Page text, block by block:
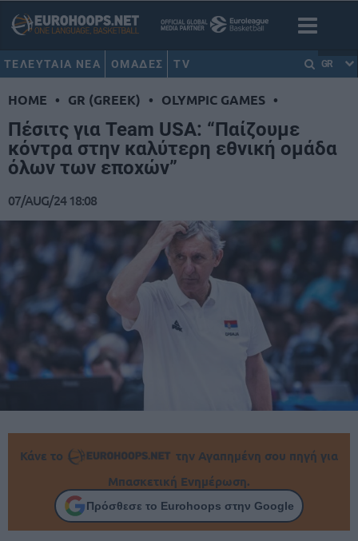
ΤΕΛΕΥΤΑΙΑ ΝΕΑ ΟΜΑΔΕΣ TV GR
HOME • GR (GREEK) • OLYMPIC GAMES •
Πέσιτς για Team USA: “Παίζουμε
κόντρα στην καλύτερη εθνική ομάδα
όλων των εποχών”
07/AUG/24 18:08
Κάνε το
την Αγαπημένη σου πηγή για
Μπασκετική Ενημέρωση.
Πρόσθεσε το Eurohoops στην Google